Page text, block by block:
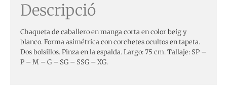
Descripció
Chaqueta de caballero en manga corta en color beig y
blanco. Forma asimétrica con corchetes ocultos en tapeta.
Dos bolsillos. Pinza en la espalda. Largo: 75 cm. Tallaje: SP –
P – M – G – SG – SSG – XG.